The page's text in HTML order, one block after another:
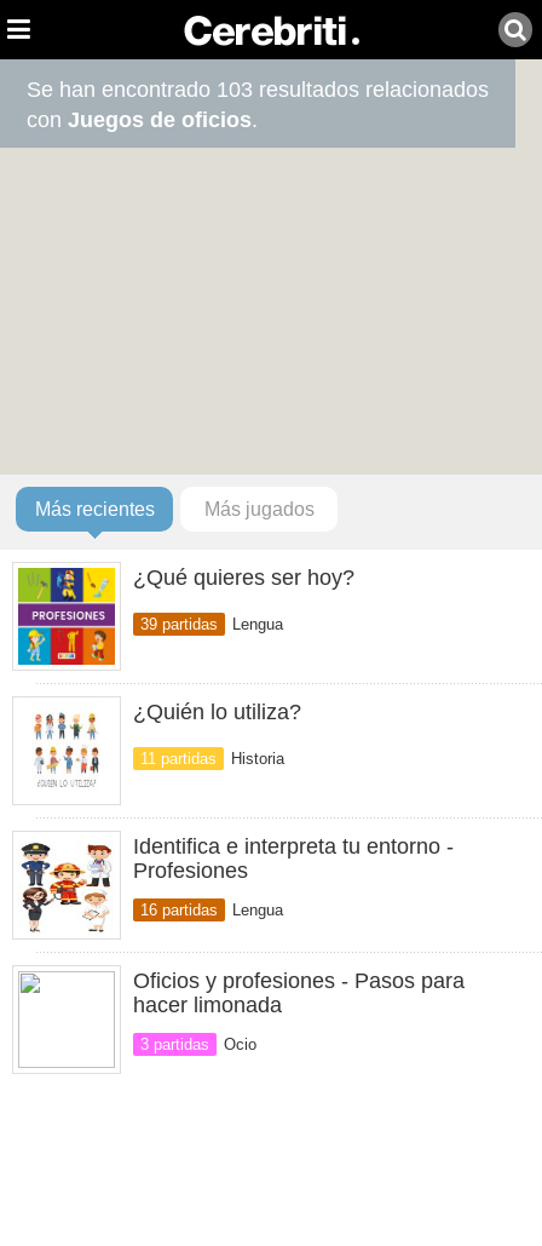
Se han encontrado 103 resultados relacionados
conJuegos de oficios.
Más recientes Más jugados
¿Qué quieres ser hoy?
39 partidas Lengua
¿Quién lo utiliza?
11 partidas Historia
Identifica e interpreta tu entorno -
Profesiones
16 partidas Lengua
Oficios y profesiones - Pasos para
hacer limonada
3 partidas Ocio